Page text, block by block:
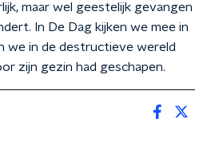
maar wel geestelijk gevangen
In De Dag kijken we mee in
we in de destructieve wereld
zijn gezin had geschapen.